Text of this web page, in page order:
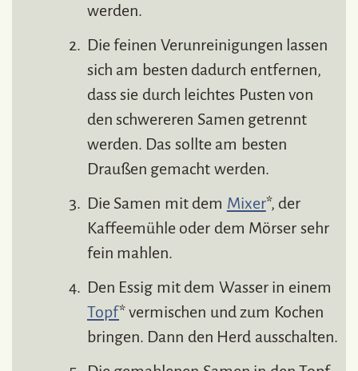
werden.
Die feinen Verunreinigungen lassen
sich am besten dadurch entfernen,
dass sie durch leichtes Pusten von
den schwereren Samen getrennt
werden. Das sollte am besten
Draußen gemacht werden.
Die Samen mit dem Mixer*, der
Kaffeemühle oder dem Mörser sehr
fein mahlen.
Den Essig mit dem Wasser in einem
Topf* vermischen und zum Kochen
bringen. Dann den Herd ausschalten.